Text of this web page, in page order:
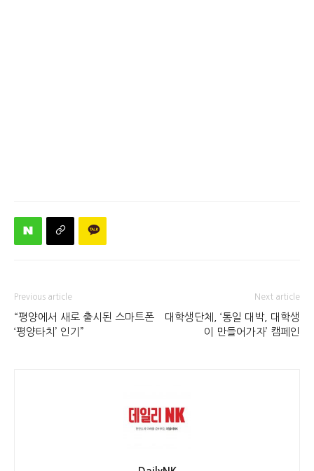
Previous article
“평양에서 새로 출시된 스마트폰
‘평양타치’ 인기”
Next article
대학생단체, ‘통일 대박, 대학생
이 만들어가자’ 캠페인